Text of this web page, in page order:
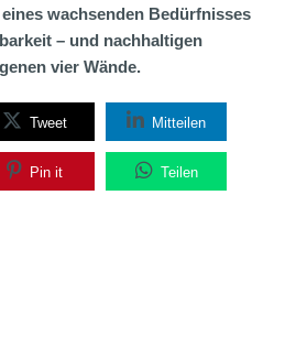
wachsenden Bedürfnisses
– und nachhaltigen
vier Wände.
Tweet Mitteilen
Pin it Teilen